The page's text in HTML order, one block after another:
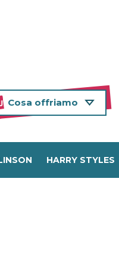
Cosa offriamo
HARRY STYLES